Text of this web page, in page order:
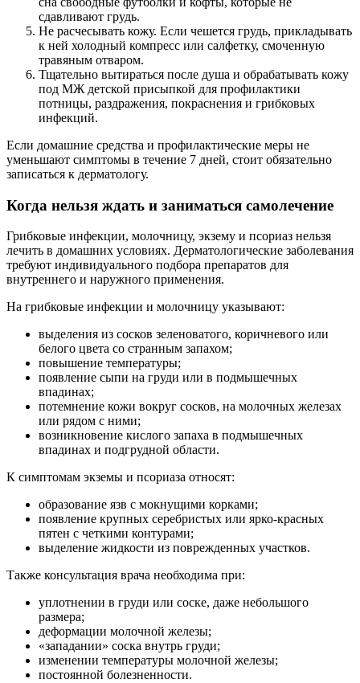
сдавливают грудь.
Не расчесывать кожу. Если чешется грудь, прикладывать
к ней холодный компресс или салфетку, смоченную
травяным отваром.
Тщательно вытираться после душа и обрабатывать кожу
под МЖ детской присыпкой для профилактики
потницы, раздражения, покраснения и грибковых
инфекций.
Если домашние средства и профилактические меры не
уменьшают симптомы в течение 7 дней, стоит обязательно
записаться к дерматологу.
Когда нельзя ждать и заниматься самолечение
Грибковые инфекции, молочницу, экзему и псориаз нельзя
лечить в домашних условиях. Дерматологические заболевания
требуют индивидуального подбора препаратов для
внутреннего и наружного применения.
На грибковые инфекции и молочницу указывают:
выделения из сосков зеленоватого, коричневого или
белого цвета со странным запахом;
повышение температуры;
появление сыпи на груди или в подмышечных
впадинах;
потемнение кожи вокруг сосков, на молочных железах
или рядом с ними;
возникновение кислого запаха в подмышечных
впадинах и подгрудной области.
К симптомам экземы и псориаза относят:
образование язв с мокнущими корками;
появление крупных серебристых или ярко-красных
пятен с четкими контурами;
выделение жидкости из поврежденных участков.
Также консультация врача необходима при:
уплотнении в груди или соске, даже небольшого
размера;
деформации молочной железы;
«западании» соска внутрь груди;
изменении температуры молочной железы;
постоянной болезненности.